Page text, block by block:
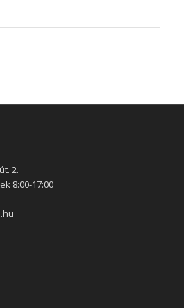
2.
8:00-17:00